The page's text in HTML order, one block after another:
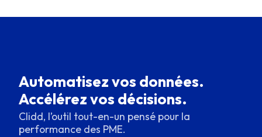
frontière à ne
sens pour une
PME.
surveille et les
Automatisez vos données.
Accélérez vos décisions.
Clidd, l’outil tout-en-un pensé pour la
performance des PME.